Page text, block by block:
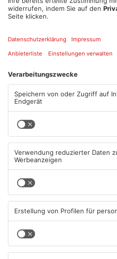
Mehr aus
Primaveraland
Müll wird in Kreisen
Aschaffenburg und
Miltenberg früher abgeholt
07.08.2026, 09:25 UHR IN